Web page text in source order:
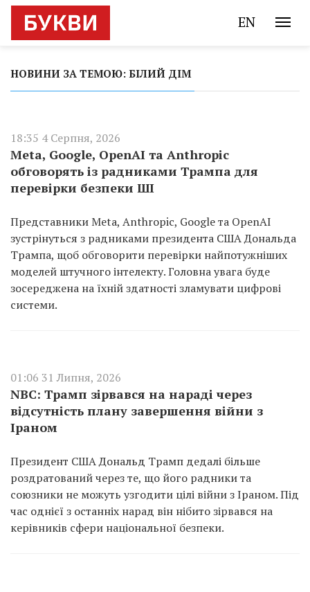
EN
НОВИНИ ЗА ТЕМОЮ: БІЛИЙ ДІМ
18:35 4 Серпня, 2026
Meta, Google, OpenAI та Anthropic
обговорять із радниками Трампа для
перевірки безпеки ШІ
Представники Meta, Anthropic, Google та OpenAI
зустрінуться з радниками президента США Дональда
Трампа, щоб обговорити перевірки найпотужніших
моделей штучного інтелекту. Головна увага буде
зосереджена на їхній здатності зламувати цифрові
системи.
01:06 31 Липня, 2026
NBC: Трамп зірвався на нараді через
відсутність плану завершення війни з
Іраном
Президент США Дональд Трамп дедалі більше
роздратований через те, що його радники та
союзники не можуть узгодити цілі війни з Іраном. Під
час однієї з останніх нарад він нібито зірвався на
керівників сфери національної безпеки.